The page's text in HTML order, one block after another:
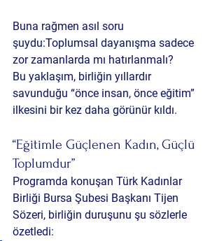
Buna rağmen asıl soru
şuydu:Toplumsal dayanışma sadece
zor zamanlarda mı hatırlanmalı?
Bu yaklaşım, birliğin yıllardır
savunduğu “önce insan, önce eğitim”
ilkesini bir kez daha görünür kıldı.
“Eğitimle Güçlenen Kadın, Güçlü
Toplumdur”
Programda konuşan Türk Kadınlar
Birliği Bursa Şubesi Başkanı Tijen
Sözeri, birliğin duruşunu şu sözlerle
özetledi: